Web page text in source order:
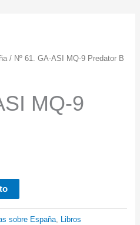
/ Nº 61. GA-ASI MQ-9 Predator B
MQ-9
sobre España, Libros